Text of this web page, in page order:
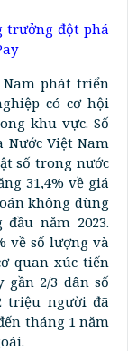
trưởng đột phá
phát triển
có cơ hội
khu vực. Số
Nước Việt Nam
số trong nước
31,4% về giá
không dùng
năm 2023.
về số lượng và
quan xúc tiến
2/3 dân số
triệu người đã
tháng 1 năm